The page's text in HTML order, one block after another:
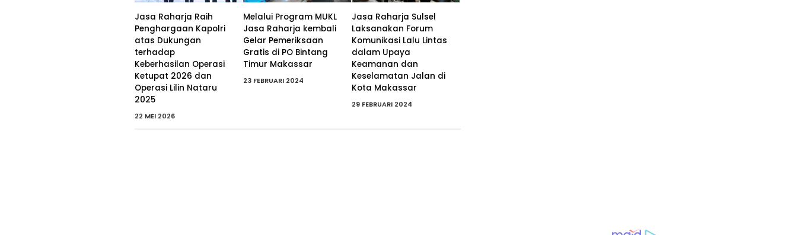
Jasa Raharja Raih
Penghargaan Kapolri
atas Dukungan
terhadap
Keberhasilan Operasi
Ketupat 2026 dan
Operasi Lilin Nataru
2025
22 MEI 2026
Melalui Program MUKL
Jasa Raharja kembali
Gelar Pemeriksaan
Gratis di PO Bintang
Timur Makassar
23 FEBRUARI 2024
Jasa Raharja Sulsel
Laksanakan Forum
Komunikasi Lalu Lintas
dalam Upaya
Keamanan dan
Keselamatan Jalan di
Kota Makassar
29 FEBRUARI 2024